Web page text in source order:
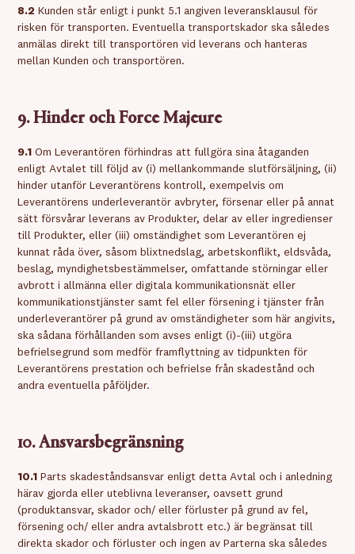
8.2 Kunden står enligt i punkt 5.1 angiven leveransklausul för
risken för transporten. Eventuella transportskador ska således
anmälas direkt till transportören vid leverans och hanteras
mellan Kunden och transportören.
9. Hinder och Force Majeure
9.1 Om Leverantören förhindras att fullgöra sina åtaganden
enligt Avtalet till följd av (i) mellankommande slutförsäljning, (ii)
hinder utanför Leverantörens kontroll, exempelvis om
Leverantörens underleverantör avbryter, försenar eller på annat
sätt försvårar leverans av Produkter, delar av eller ingredienser
till Produkter, eller (iii) omständighet som Leverantören ej
kunnat råda över, såsom blixtnedslag, arbetskonflikt, eldsvåda,
beslag, myndighetsbestämmelser, omfattande störningar eller
avbrott i allmänna eller digitala kommunikationsnät eller
kommunikationstjänster samt fel eller försening i tjänster från
underleverantörer på grund av omständigheter som här angivits,
ska sådana förhållanden som avses enligt (i)-(iii) utgöra
befrielsegrund som medför framflyttning av tidpunkten för
Leverantörens prestation och befrielse från skadestånd och
andra eventuella påföljder.
10. Ansvarsbegränsning
10.1 Parts skadeståndsansvar enligt detta Avtal och i anledning
härav gjorda eller uteblivna leveranser, oavsett grund
(produktansvar, skador och/ eller förluster på grund av fel,
försening och/ eller andra avtalsbrott etc.) är begränsat till
direkta skador och förluster och ingen av Parterna ska således